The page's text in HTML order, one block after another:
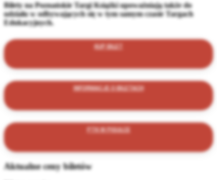
Bilety na Poznańskie Targi Książki upoważniają także do
udziału w odbywających się w tym samym czasie Targach
Edukacyjnych.
KUP BILET
INFORMACJE O BILETACH
PTK W PIGUŁCE
Aktualne ceny biletów